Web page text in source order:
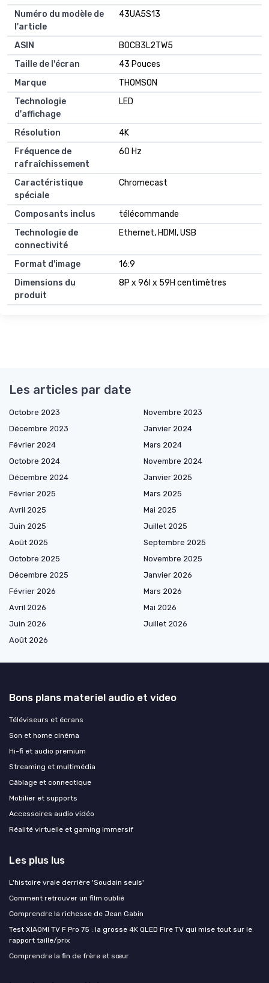
Numéro du modèle de
l'article
43UA5S13
ASIN
B0CB3L2TW5
Taille de l'écran
43 Pouces
Marque
THOMSON
Technologie
d'affichage
LED
Résolution
4K
Fréquence de
rafraîchissement
60 Hz
Caractéristique
spéciale
Chromecast
Composants inclus
télécommande
Technologie de
connectivité
Ethernet, HDMI, USB
Format d'image
16:9
Dimensions du
produit
8P x 96l x 59H centimètres
Les articles par date
Octobre 2023
Novembre 2023
Décembre 2023
Janvier 2024
Février 2024
Mars 2024
Octobre 2024
Novembre 2024
Décembre 2024
Janvier 2025
Février 2025
Mars 2025
Avril 2025
Mai 2025
Juin 2025
Juillet 2025
Août 2025
Septembre 2025
Octobre 2025
Novembre 2025
Décembre 2025
Janvier 2026
Février 2026
Mars 2026
Avril 2026
Mai 2026
Juin 2026
Juillet 2026
Août 2026
Bons plans materiel audio et video
Téléviseurs et écrans
Son et home cinéma
Hi-fi et audio premium
Streaming et multimédia
Câblage et connectique
Mobilier et supports
Accessoires audio vidéo
Réalité virtuelle et gaming immersif
Les plus lus
L'histoire vraie derrière 'Soudain seuls'
Comment retrouver un film oublié
Comprendre la richesse de Jean Gabin
Test XIAOMI TV F Pro 75 : la grosse 4K QLED Fire TV qui mise tout sur le
rapport taille/prix
Comprendre la fin de frère et sœur